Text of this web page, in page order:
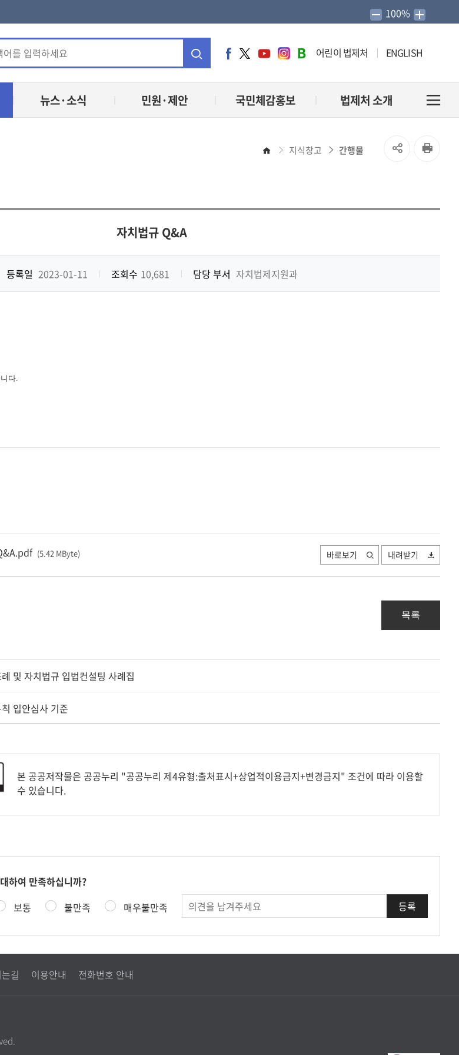
100%
통
페
스
북
트
터
유
브
타
그
버
어린이 법제처 ENGLISH
뉴스·소식 민원·제안 국민체감홍보 법제처 소개
홈 지식창고 간행물
SNS
인
자치법규 Q&A
등록일 2023-01-11 조회수 10,681 담당 부서 자치법제지원과
다.
(5.42 MByte) 바로보기 내려받기
목록
및 자치법규 입법컨설팅 사례집
입안심사 기준
본 공공저작물은 공공누리 "공공누리 제4유형:출처표시+상업적이용금지+변경금지" 조건에 따라 이용할
수 있습니다.
하여 만족하십니까?
보통 불만족 매우불만족
의
견
길 이용안내 전화번호 안내